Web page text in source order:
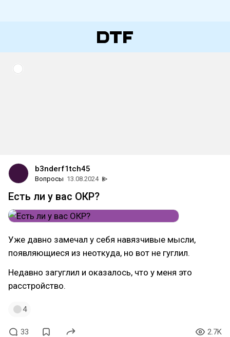
b3nderf1tch45
Вопросы 13.08.2024
Есть ли у вас ОКР?
Уже давно замечал у себя навязчивые мысли,
появляющиеся из неоткуда, но вот не гуглил.
Недавно загуглил и оказалось, что у меня это
расстройство.
4
33 2.7K